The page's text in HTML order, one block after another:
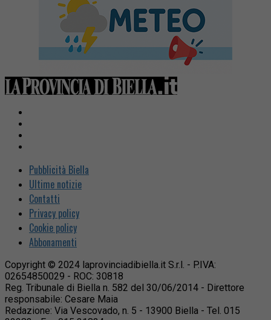
Pubblicità Biella
Ultime notizie
Contatti
Privacy policy
Cookie policy
Abbonamenti
Copyright © 2024 laprovinciadibiella.it S.r.l. - P.IVA:
02654850029 - ROC: 30818
Reg. Tribunale di Biella n. 582 del 30/06/2014 - Direttore
responsabile: Cesare Maia
Redazione: Via Vescovado, n. 5 - 13900 Biella - Tel. 015